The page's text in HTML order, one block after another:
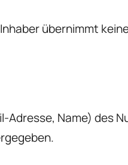
übernimmt
Name) des